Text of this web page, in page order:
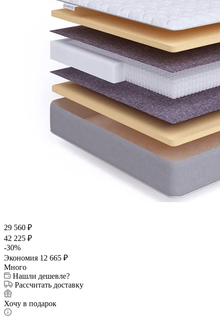
29 560 ₽
42 225 ₽
-30%
Экономия 12 665 ₽
Много
Нашли дешевле?
Рассчитать доставку
Хочу в подарок